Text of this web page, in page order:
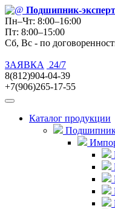
Подшипник-эксперт
Пн–Чт: 8:00–16:00
Пт: 8:00–15:00
Сб, Вс - по
ЗАЯВКА
24/7
8(812)904-04-39
+7(906)265-17-55
Каталог продукции